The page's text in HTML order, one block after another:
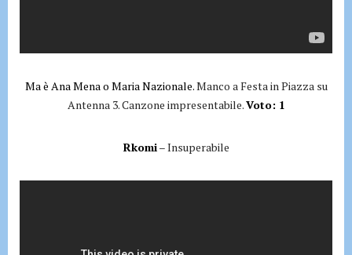
Ma è Ana Mena o Maria Nazionale.Manco a Festa in Piazza su
Antenna 3. Canzone impresentabile.Voto: 1
Rkomi– Insuperabile